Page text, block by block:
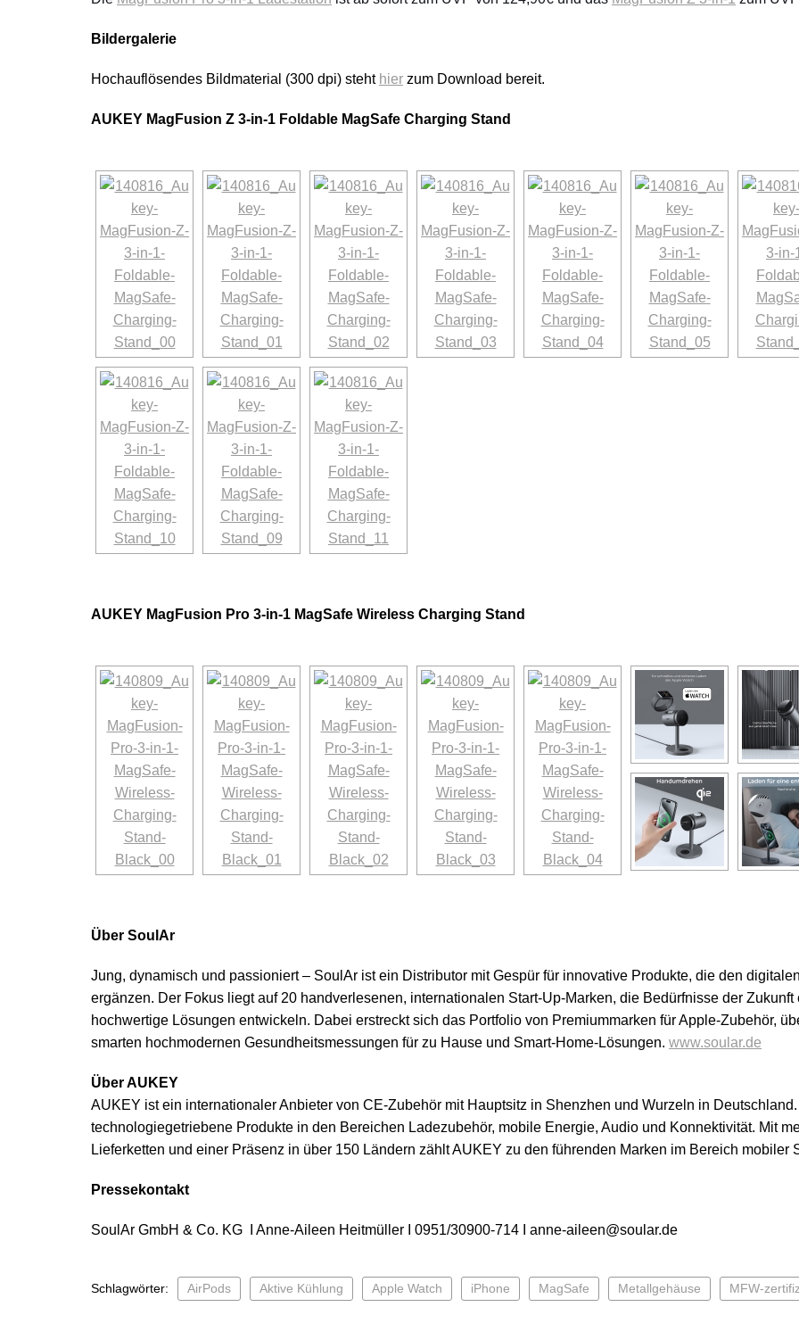
Bildergalerie
Hochauflösendes Bildmaterial (300 dpi) steht hier zum Download bereit.
AUKEY MagFusion Z 3-in-1 Foldable MagSafe Charging Stand
AUKEY MagFusion Pro 3-in-1 MagSafe Wireless Charging Stand
Über SoulAr
Jung, dynamisch und passioniert – SoulAr ist ein Distributor mit Gespür für innovative Produkte, die den
ergänzen. Der Fokus liegt auf 20 handverlesenen, internationalen Start-Up-Marken, die Bedürfnisse der
hochwertige Lösungen entwickeln. Dabei erstreckt sich das Portfolio von Premiummarken für Apple-Zubehör,
smarten hochmodernen Gesundheitsmessungen für zu Hause und Smart-Home-Lösungen. www.soular.de
Über AUKEY
AUKEY ist ein internationaler Anbieter von CE-Zubehör mit Hauptsitz in Shenzhen und Wurzeln in
technologiegetriebene Produkte in den Bereichen Ladezubehör, mobile Energie, Audio und Konnektivität. Mit
Lieferketten und einer Präsenz in über 150 Ländern zählt AUKEY zu den führenden Marken im Bereich mobiler
Pressekontakt
SoulAr GmbH & Co. KG I Anne-Aileen Heitmüller I 0951/30900-714 I anne-aileen@soular.de
Schlagwörter: AirPods Aktive Kühlung Apple Watch iPhone MagSafe Metallgehäuse MFW-